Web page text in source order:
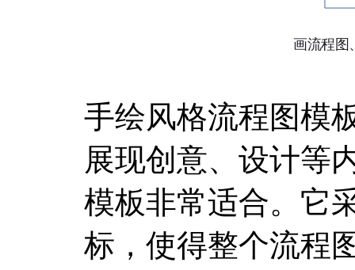
手绘风格流程图模
展现创意、设计等
模板非常适合。它
标，使得整个流程